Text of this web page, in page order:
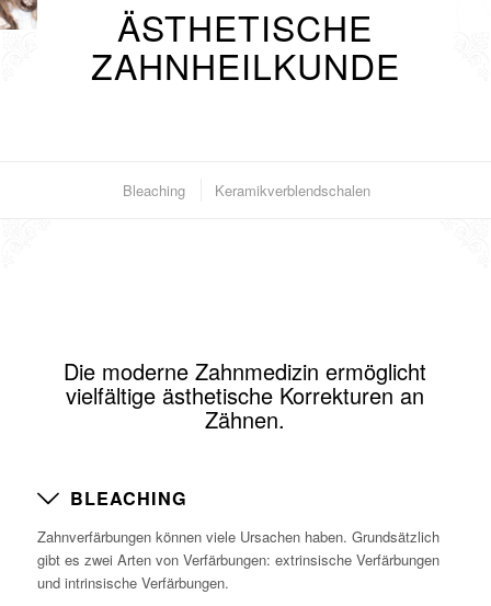
ÄSTHETISCHE
ZAHNHEILKUNDE
Bleaching Keramikverblendschalen
Die moderne Zahnmedizin ermöglicht
vielfältige ästhetische Korrekturen an
Zähnen.
BLEACHING
Zahnverfärbungen können viele Ursachen haben. Grundsätzlich
gibt es zwei Arten von Verfärbungen: extrinsische Verfärbungen
und intrinsische Verfärbungen.